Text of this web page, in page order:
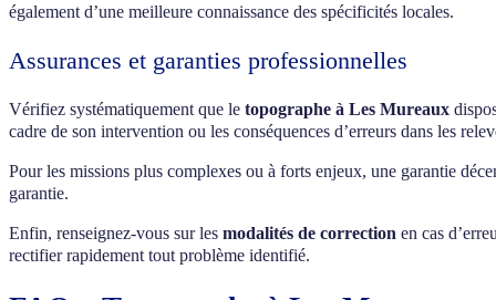
également d’une meilleure connaissance des spécificités locales.
Assurances et garanties professionnelles
Vérifiez systématiquement que le topographe à Les Mureaux
cadre de son intervention ou les conséquences d’erreurs dans les
Pour les missions plus complexes ou à forts enjeux, une garantie
garantie.
Enfin, renseignez-vous sur les modalités de correction en cas
rectifier rapidement tout problème identifié.